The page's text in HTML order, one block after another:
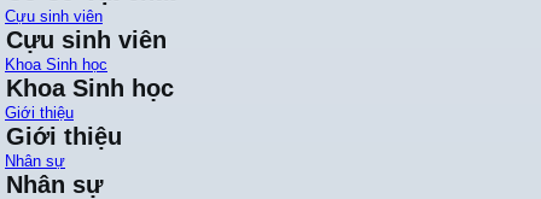
Cựu sinh viên
Cựu sinh viên
Khoa Sinh học
Khoa Sinh học
Giới thiệu
Giới thiệu
Nhân sự
Nhân sự